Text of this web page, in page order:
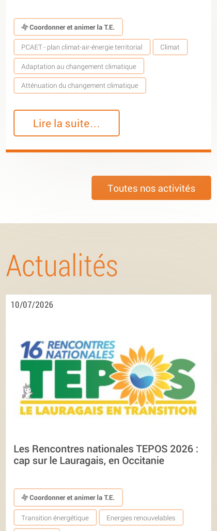
Coordonner et animer la T.E.
PCAET - plan climat-air-énergie territorial Climat
Adaptation au changement climatique
Atténuation du changement climatique
Lire la suite…
Toutes nos activités
Actualités
10/07/2026
Les Rencontres nationales TEPOS 2026 :
cap sur le Lauragais, en Occitanie
Coordonner et animer la T.E.
Transition énergétique Energies renouvelables